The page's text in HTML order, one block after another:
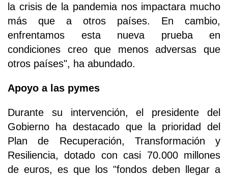
la crisis de la pandemia nos impactara mucho
más que a otros países. En cambio,
enfrentamos esta nueva prueba en
condiciones creo que menos adversas que
otros países", ha abundado.
Apoyo a las pymes
Durante su intervención, el presidente del
Gobierno ha destacado que la prioridad del
Plan de Recuperación, Transformación y
Resiliencia, dotado con casi 70.000 millones
de euros, es que los "fondos deben llegar a